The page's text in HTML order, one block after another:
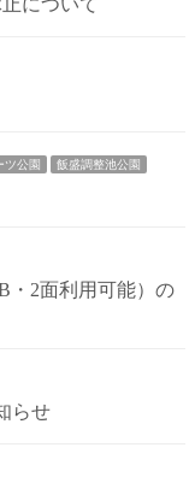
について
ツ公園 飯盛調整池公園
・2面利用可能）の
らせ